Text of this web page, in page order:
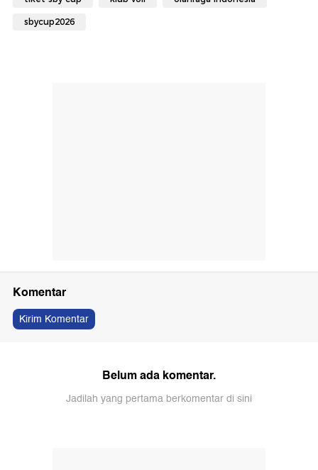
sbycup2026
Komentar
Kirim Komentar
Belum ada komentar.
Jadilah yang pertama berkomentar di sini